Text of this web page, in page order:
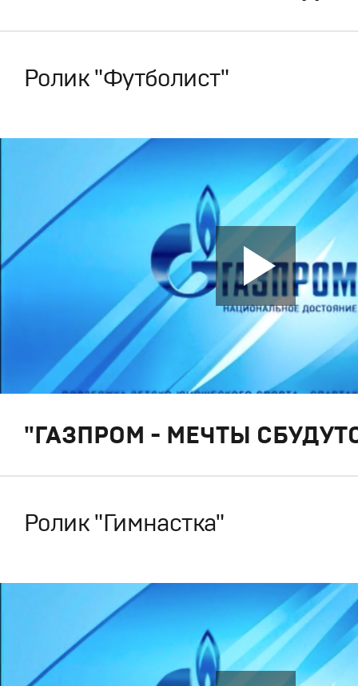
Ролик "Футболист"
"ГАЗПРОМ - МЕЧТЫ
Ролик "Гимнастка"